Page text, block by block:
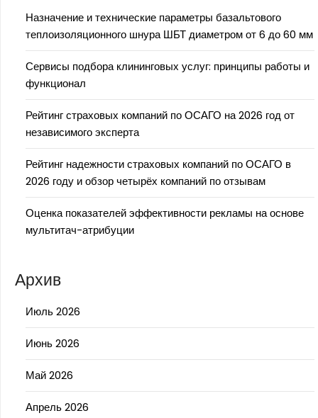
Назначение и технические параметры базальтового
теплоизоляционного шнура ШБТ диаметром от 6 до 60 мм
Сервисы подбора клининговых услуг: принципы работы и
функционал
Рейтинг страховых компаний по ОСАГО на 2026 год от
независимого эксперта
Рейтинг надежности страховых компаний по ОСАГО в
2026 году и обзор четырёх компаний по отзывам
Оценка показателей эффективности рекламы на основе
мультитач-атрибуции
Архив
Июль 2026
Июнь 2026
Май 2026
Апрель 2026